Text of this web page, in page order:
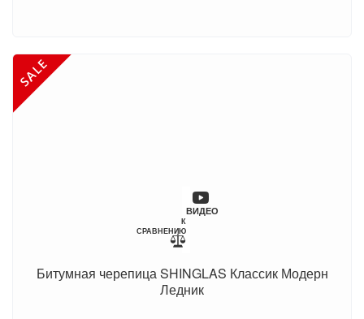
ВИДЕО
К
СРАВНЕНИЮ
Битумная черепица SHINGLAS Классик Модерн
Ледник